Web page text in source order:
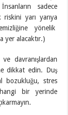
sadece
riskini yarı yarıya
yönelik
yer alacaktır.)
davranışlardan
dikkat edin. Duş
bozukluğu, stres
bir yerinde